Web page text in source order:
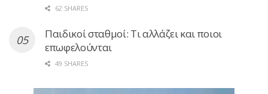
62 SHARES
Παιδικοί σταθμοί: Τι αλλάζει και ποιοι
επωφελούνται
49 SHARES